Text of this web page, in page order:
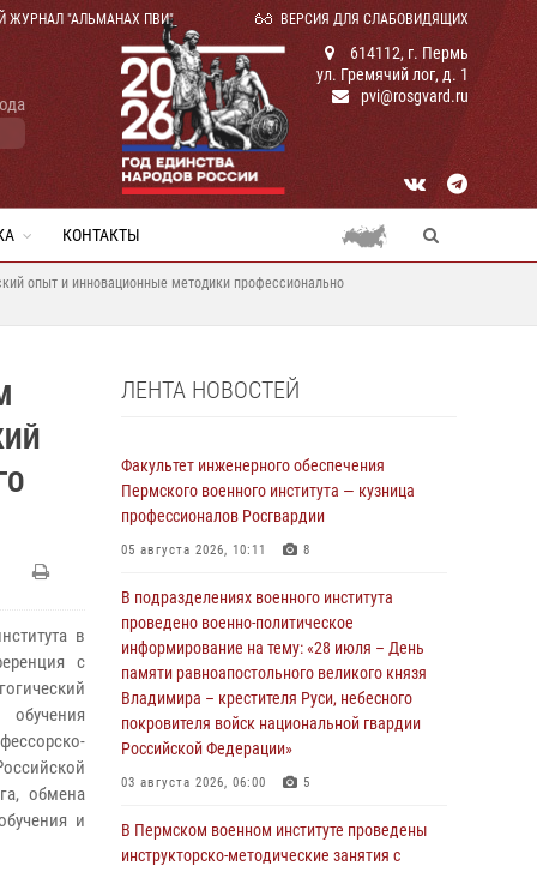
ЖУРНАЛ "АЛЬМАНАХ ПВИ" ВЕРСИЯ ДЛЯ СЛАБОВИДЯЩИХ
614112, г. Пермь
ул. Гремячий лог, д. 1
pvi@rosgvard.ru
КОНТАКТЫ
опыт и инновационные методики профессионально
в
с
обмена
и
ЛЕНТА НОВОСТЕЙ
Факультет инженерного обеспечения
Пермского военного института — кузница
профессионалов Росгвардии
05 августа 2026, 10:11 8
В подразделениях военного института
проведено военно-политическое
информирование на тему: «28 июля – День
памяти равноапостольного великого князя
Владимира – крестителя Руси, небесного
покровителя войск национальной гвардии
Российской Федерации»
03 августа 2026, 06:00 5
В Пермском военном институте проведены
инструкторско-методические занятия с